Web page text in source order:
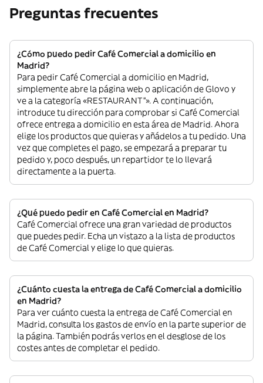
Preguntas frecuentes
¿Cómo puedo pedir Café Comercial a domicilio en
Madrid?
Para pedir Café Comercial a domicilio en Madrid,
simplemente abre la página web o aplicación de Glovo y
ve a la categoría «RESTAURANT”». A continuación,
introduce tu dirección para comprobar si Café Comercial
ofrece entrega a domicilio en esta área de Madrid. Ahora
elige los productos que quieras y añádelos a tu pedido. Una
vez que completes el pago, se empezará a preparar tu
pedido y, poco después, un repartidor te lo llevará
directamente a la puerta.
¿Qué puedo pedir en Café Comercial en Madrid?
Café Comercial ofrece una gran variedad de productos
que puedes pedir. Echa un vistazo a la lista de productos
de Café Comercial y elige lo que quieras.
¿Cuánto cuesta la entrega de Café Comercial a domicilio
en Madrid?
Para ver cuánto cuesta la entrega de Café Comercial en
Madrid, consulta los gastos de envío en la parte superior de
la página. También podrás verlos en el desglose de los
costes antes de completar el pedido.